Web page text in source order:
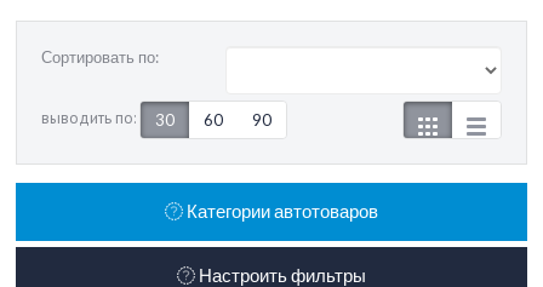
Сортировать по:
выводить по: 30 60 90
Категории автотоваров
Настроить фильтры